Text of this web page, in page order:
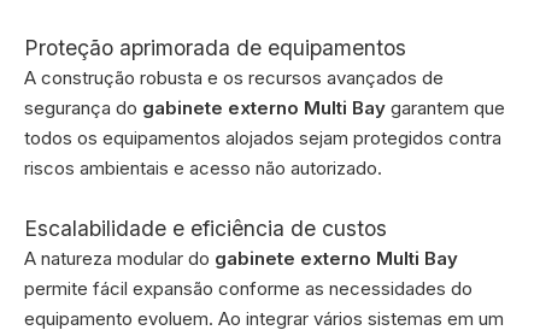
Proteção aprimorada de equipamentos
A construção robusta e os recursos avançados de
segurança do gabinete externo Multi Bay garantem que
todos os equipamentos alojados sejam protegidos contra
riscos ambientais e acesso não autorizado.
Escalabilidade e eficiência de custos
A natureza modular do gabinete externo Multi Bay
permite fácil expansão conforme as necessidades do
equipamento evoluem. Ao integrar vários sistemas em um